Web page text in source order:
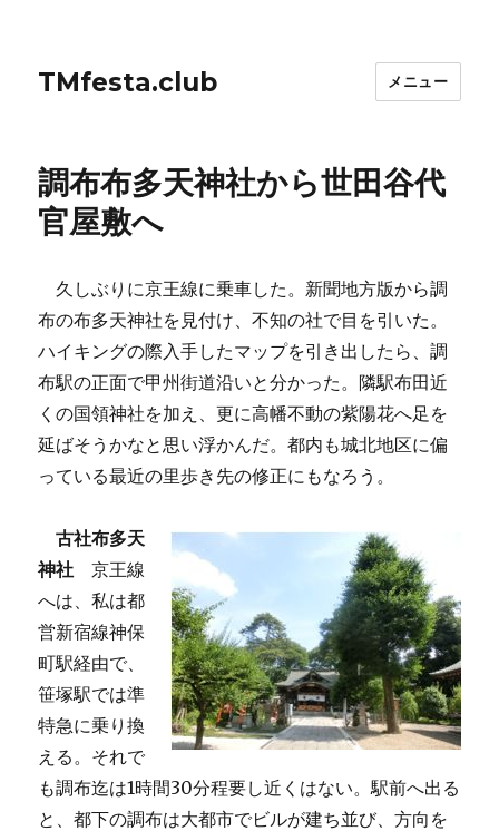
TMfesta.club メニュー
調布布多天神社から世田谷代
官屋敷へ
久しぶりに京王線に乗車した。新聞地方版から調
布の布多天神社を見付け、不知の社で目を引いた。
ハイキングの際入手したマップを引き出したら、調
布駅の正面で甲州街道沿いと分かった。隣駅布田近
くの国領神社を加え、更に高幡不動の紫陽花へ足を
延ばそうかなと思い浮かんだ。都内も城北地区に偏
っている最近の里歩き先の修正にもなろう。
古社布多天
神社 京王線
へは、私は都
営新宿線神保
町駅経由で、
笹塚駅では準
特急に乗り換
える。それで
も調布迄は1時間30分程要し近くはない。駅前へ出る
と、都下の調布は大都市でビルが建ち並び、方向を